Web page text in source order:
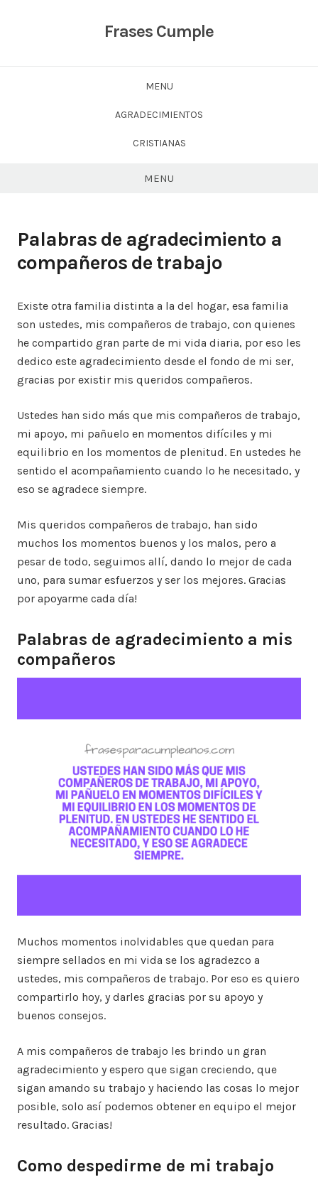
Frases Cumple
MENU
AGRADECIMIENTOS
CRISTIANAS
MENU
Palabras de agradecimiento a
compañeros de trabajo
Existe otra familia distinta a la del hogar, esa familia
son ustedes, mis compañeros de trabajo, con quienes
he compartido gran parte de mi vida diaria, por eso les
dedico este agradecimiento desde el fondo de mi ser,
gracias por existir mis queridos compañeros.
Ustedes han sido más que mis compañeros de trabajo,
mi apoyo, mi pañuelo en momentos difíciles y mi
equilibrio en los momentos de plenitud. En ustedes he
sentido el acompañamiento cuando lo he necesitado, y
eso se agradece siempre.
Mis queridos compañeros de trabajo, han sido
muchos los momentos buenos y los malos, pero a
pesar de todo, seguimos allí, dando lo mejor de cada
uno, para sumar esfuerzos y ser los mejores. Gracias
por apoyarme cada día!
Palabras de agradecimiento a mis
compañeros
Muchos momentos inolvidables que quedan para
siempre sellados en mi vida se los agradezco a
ustedes, mis compañeros de trabajo. Por eso es quiero
compartirlo hoy, y darles gracias por su apoyo y
buenos consejos.
A mis compañeros de trabajo les brindo un gran
agradecimiento y espero que sigan creciendo, que
sigan amando su trabajo y haciendo las cosas lo mejor
posible, solo así podemos obtener en equipo el mejor
resultado. Gracias!
Como despedirme de mi trabajo